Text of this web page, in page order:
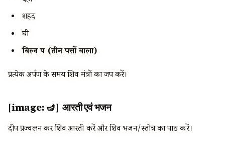
शहद
घी
बिल्व पत्र (तीन पत्तों वाला)
प्रत्येक अर्पण के समय शिव मंत्रों का जप करें।
[image: 🪔] आरती एवं भजन
दीप प्रज्वलन कर शिव आरती करें और शिव भजन/स्तोत्र का पाठ करें।